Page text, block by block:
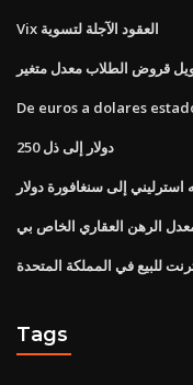
Vix العقود الآجلة لتسوية
قروض الطلاب معدل متغير
De euros a dolares
250 دولار إلى ذل
استرليني إلى سنغافورة دولار
الرهن العقاري الخاص بي
للبيع في المملكة المتحدة
Tags